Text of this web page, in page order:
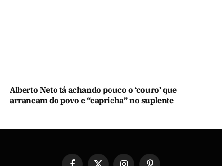
Alberto Neto tá achando pouco o ‘couro’ que
arrancam do povo e “capricha” no suplente